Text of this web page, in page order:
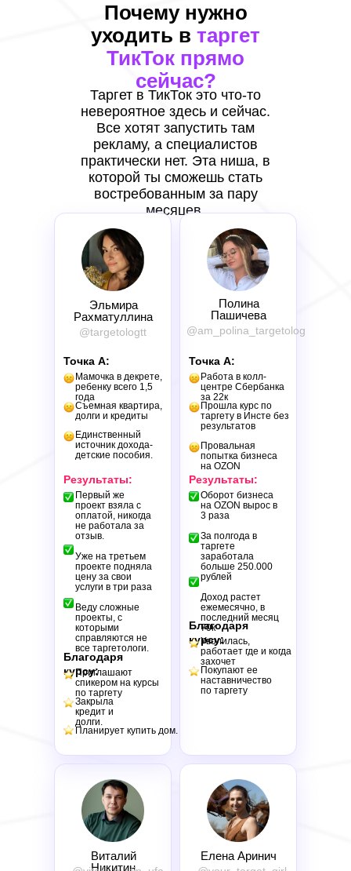
Почему нужно
уходить в таргет
ТикТок прямо
сейчас?
Таргет в ТикТок это что-то
невероятное здесь и сейчас.
Все хотят запустить там
рекламу, а специалистов
практически нет. Эта ниша, в
которой ты сможешь стать
востребованным за пару
месяцев.
Точка А: Точка А:
Результаты: Результаты:
Благодаря
курсу:
Благодаря
курсу:
Эльмира
Рахматуллина
Елена Аринич
Виталий
Никитин
Мамочка в декрете,
ребенку всего 1,5
года
Работа в колл-
центре Сбербанка
за 22к
@targetologtt
Полина
Пашичева
@am_polina_targetolog
Первый же
проект взяла с
оплатой, никогда
не работала за
отзыв.
Уже на третьем
проекте подняла
цену за свои
услуги в три раза
Веду сложные
проекты, с
которыми
справляются не
все таргетологи.
Оборот бизнеса
на OZON вырос в
3 раза
За полгода в
таргете
заработала
больше 250.000
рублей
Доход растет
ежемесячно, в
последний месяц
70к
Приглашают
спикером на курсы
по таргету
Уволилась,
работает где и когда
захочет
Закрыла
кредит и
долги.
Покупают ее
наставничество
по таргету
Планирует купить дом.
Съемная квартира,
долги и кредиты
Прошла курс по
таргету в Инсте без
результатов
Единственный
источник дохода-
детские пособия.
Провальная
попытка бизнеса
на OZON